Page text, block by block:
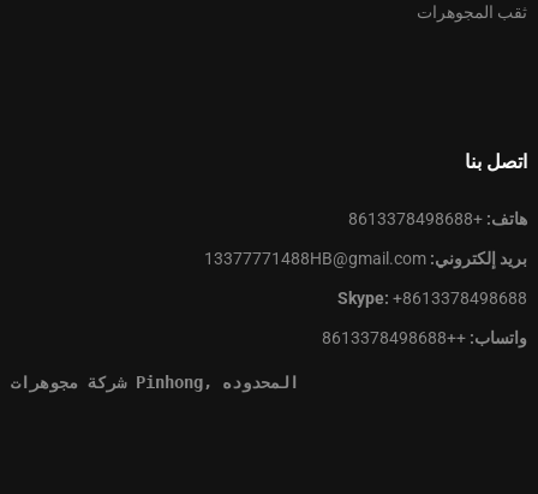
ثقب المجوهرات
اتصل بنا
هاتف: +8613378498688
بريد إلكتروني:
Skype: +8613378498688
واتساب: ++8613378498688
شركة مجوهرات Pinhong, المحدوده